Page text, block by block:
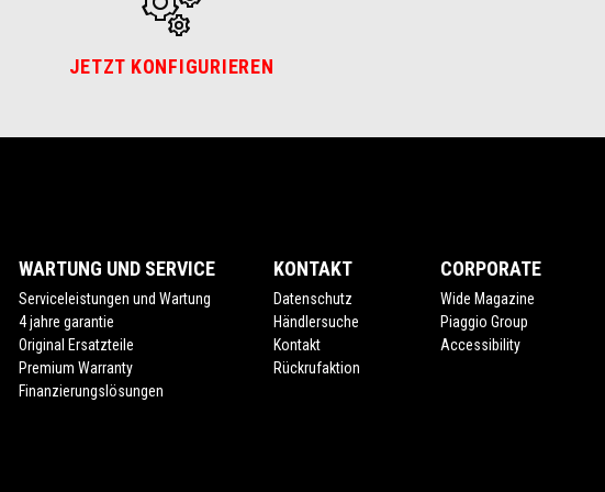
JETZT KONFIGURIEREN
WARTUNG UND SERVICE
Serviceleistungen und Wartung
4 jahre garantie
Original Ersatzteile
Premium Warranty
Finanzierungslösungen
KONTAKT
Datenschutz
Händlersuche
Kontakt
Rückrufaktion
CORPORATE
Wide Magazine
Piaggio Group
Accessibility